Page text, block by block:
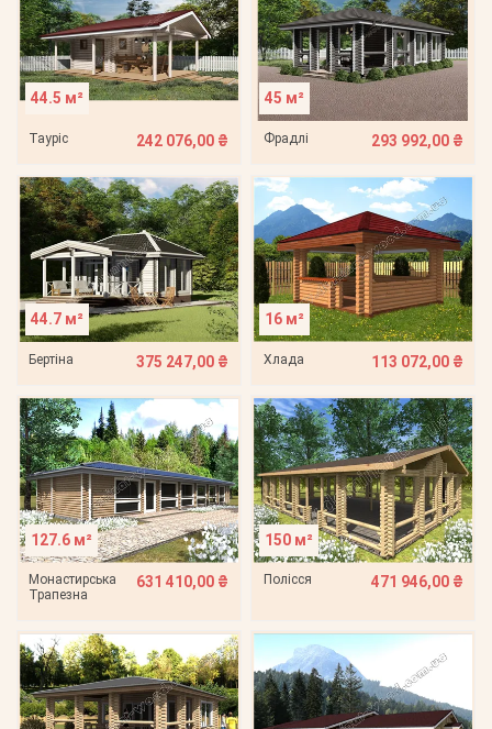
44.5 м²
Тауріс 242 076,00 ₴
45 м²
Фрадлі 293 992,00 ₴
44.7 м²
Бертіна 375 247,00 ₴
16 м²
Хлада 113 072,00 ₴
127.6 м²
Монастирська
Трапезна
631 410,00 ₴
150 м²
Полісся 471 946,00 ₴